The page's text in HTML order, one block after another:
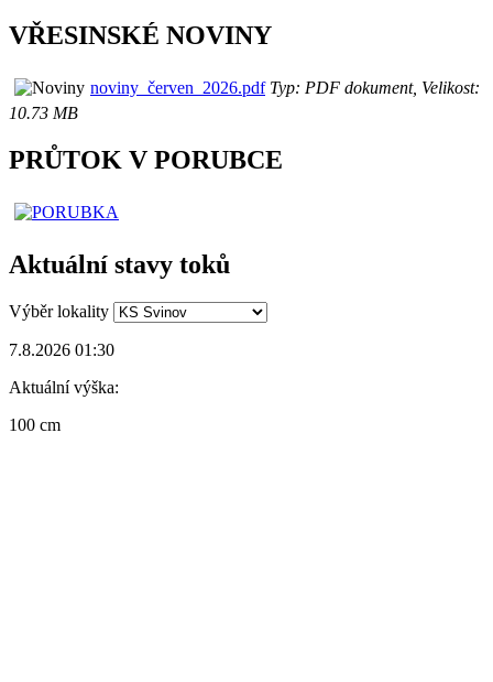
VŘESINSKÉ NOVINY
noviny_červen_2026.pdfTyp: PDF dokument, Velikost:
10.73 MB
PRŮTOK V PORUBCE
Aktuální stavy toků
Výběr lokality
7.8.2026 01:30
Aktuální výška:
100 cm